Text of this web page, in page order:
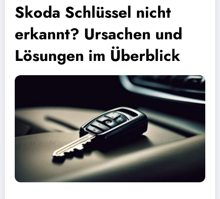
Skoda Schlüssel nicht
erkannt? Ursachen und
Lösungen im Überblick